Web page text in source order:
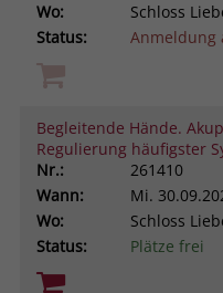
Wo:
Schloss
Status:
Anmeldung
Begleitende Hände.
Regulierung häufigster
Nr.:
261410
Wann:
Mi.
Wo:
Schloss
Status:
Plätze frei